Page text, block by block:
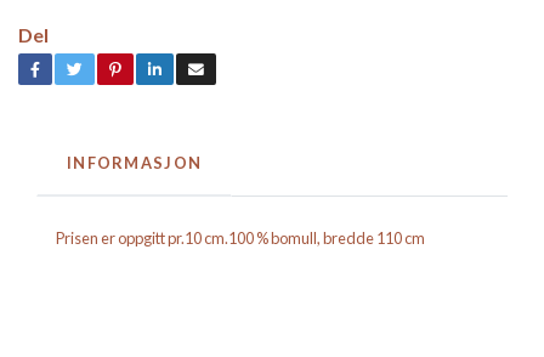
Del
INFORMASJON
Prisen er oppgitt pr.10 cm.100 % bomull, bredde 110 cm